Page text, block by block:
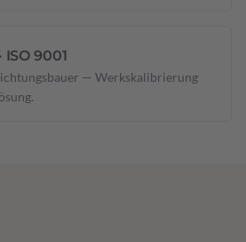
9001
— Werkskalibrierung